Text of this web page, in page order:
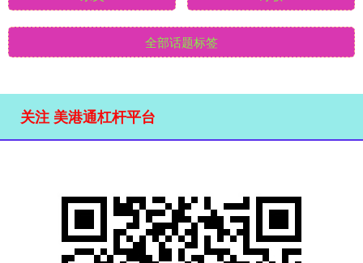
全部话题标签
关注 美港通杠杆平台